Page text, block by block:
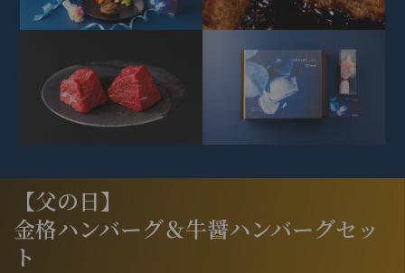
【父の日】
金格ハンバーグ＆牛醤ハンバーグセッ
ト